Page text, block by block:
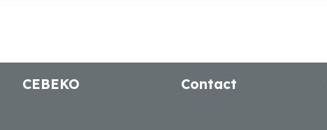
CEBEKO Contact